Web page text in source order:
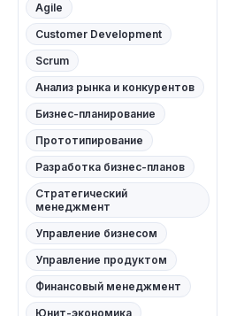
Agile
Customer Development
Scrum
Анализ рынка и конкурентов
Бизнес-планирование
Прототипирование
Разработка бизнес-планов
Стратегический
менеджмент
Управление бизнесом
Управление продуктом
Финансовый менеджмент
Юнит-экономика